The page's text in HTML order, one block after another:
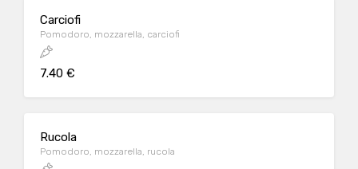
Carciofi
Pomodoro, mozzarella, carciofi
7.40 €
Rucola
Pomodoro, mozzarella, rucola